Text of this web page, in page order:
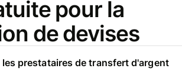
pour la
de devises
les prestataires de transfert d'argent